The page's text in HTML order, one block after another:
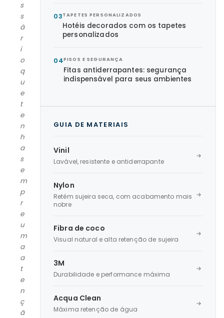
s
s
á
r
i
o
q
u
e
t
e
n
h
a
s
e
m
p
r
e
u
m
a
a
t
e
n
ç
ã
03TAPETES PERSONALIZADOS
Hotéis decorados com os tapetes
personalizados
04PISOS E SEGURANÇA
Fitas antiderrapantes: segurança
indispensável para seus ambientes
GUIA DE MATERIAIS
Vinil
Lavável, resistente e antiderrapante
Nylon
Retém sujeira seca, com acabamento mais
nobre
Fibra de coco
Visual natural e alta retenção de sujeira
3M
Durabilidade e performance máxima
Acqua Clean
Máxima retenção de água